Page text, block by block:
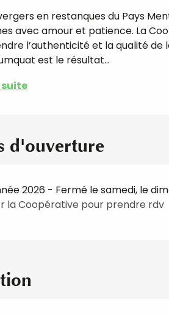
en restanques du Pays
avec amour et patience. La
l’authenticité et la qualité de
est le résultat...
suite
d'ouverture
2026 - Fermé le samedi, le
la Coopérative pour prendre rdv